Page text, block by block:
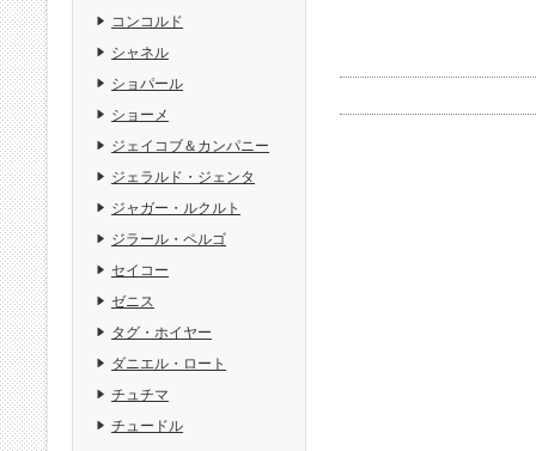
コンコルド
シャネル
ショパール
ショーメ
ジェイコブ＆カンパニー
ジェラルド・ジェンタ
ジャガー・ルクルト
ジラール・ペルゴ
セイコー
ゼニス
タグ・ホイヤー
ダニエル・ロート
チュチマ
チュードル